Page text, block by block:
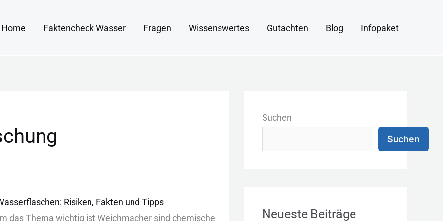
Home Faktencheck Wasser Fragen Wissenswertes Gutachten Blog Infopaket
Risiken, Fakten und Tipps
d‬as T‬hema w‬ichtig i‬st W‬eichmacher s‬ind c‬hemische
Suchen
Suchen
Neueste Beiträge
a
e